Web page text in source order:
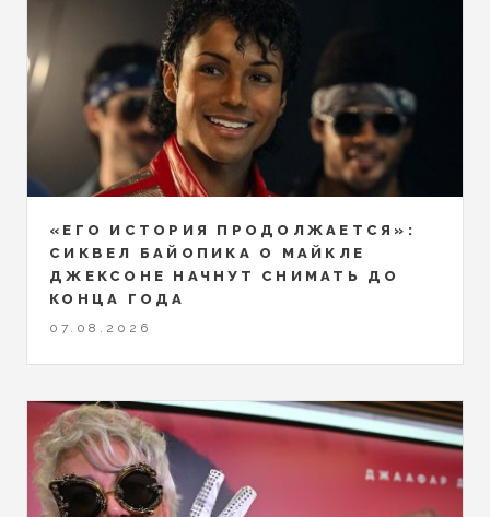
«ЕГО ИСТОРИЯ ПРОДОЛЖАЕТСЯ»:
СИКВЕЛ БАЙОПИКА О МАЙКЛЕ
ДЖЕКСОНЕ НАЧНУТ СНИМАТЬ ДО
КОНЦА ГОДА
07.08.2026